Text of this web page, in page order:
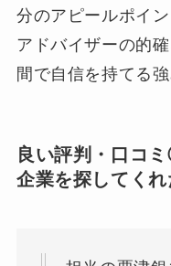
分のアピールポイ
アドバイザーの的
間で自信を持てる
良い評判・口コ
企業を探してくれ